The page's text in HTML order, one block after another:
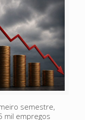
semestre,
mil empregos